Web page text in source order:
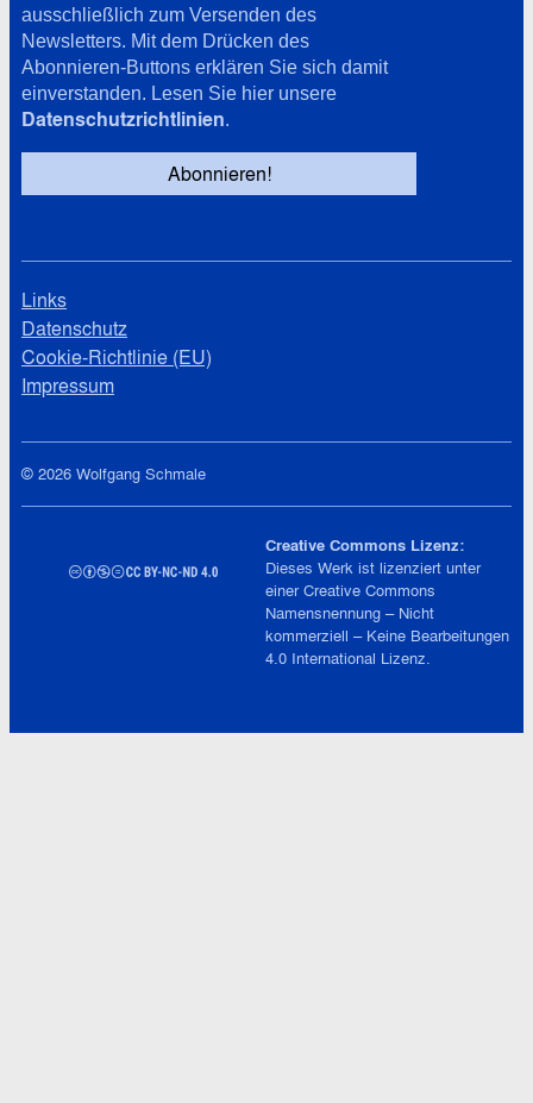
ausschließlich zum Versenden des
Newsletters. Mit dem Drücken des
Abonnieren-Buttons erklären Sie sich damit
einverstanden. Lesen Sie hier unsere
Datenschutzrichtlinien.
Links
Datenschutz
Cookie-Richtlinie (EU)
Impressum
© 2026 Wolfgang Schmale
Creative Commons Lizenz:
Dieses Werk ist lizenziert unter
einerCreative Commons
Namensnennung – Nicht
kommerziell – Keine Bearbeitungen
4.0 International Lizenz.